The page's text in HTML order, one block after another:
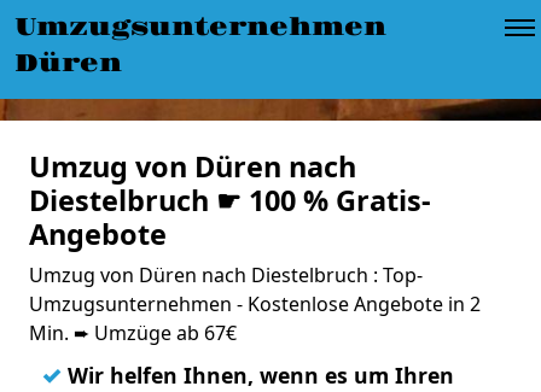
Umzugsunternehmen
Düren
Umzug von Düren nach
Diestelbruch ☛ 100 % Gratis-
Angebote
Umzug von Düren nach Diestelbruch : Top-
Umzugsunternehmen - Kostenlose Angebote in 2
Min. ➨ Umzüge ab 67€
✓ Wir helfen Ihnen, wenn es um Ihren